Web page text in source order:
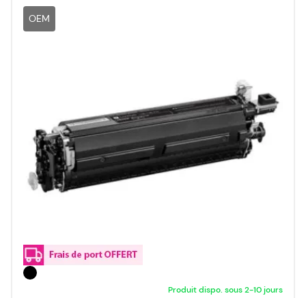
OEM
Produit dispo. sous 2-10 jours